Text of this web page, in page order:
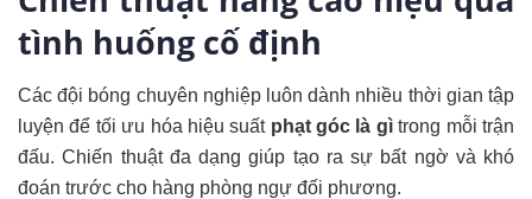
tình huống cố định
Các đội bóng chuyên nghiệp luôn dành nhiều thời gian tập
luyện để tối ưu hóa hiệu suất phạt góc là gìtrong mỗi trận
đấu. Chiến thuật đa dạng giúp tạo ra sự bất ngờ và khó
đoán trước cho hàng phòng ngự đối phương.